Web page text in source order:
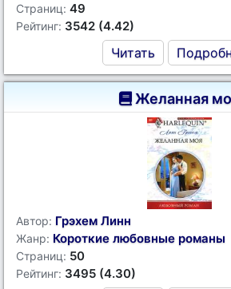
Страниц: 49
Рейтинг: 3542 (4.42)
Читать
Желанная
Автор: Грэхем Линн
Жанр: Короткие любовные романы
Страниц: 50
Рейтинг: 3495 (4.30)